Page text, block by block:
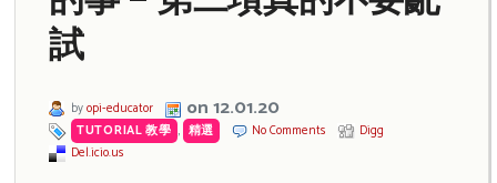
試
byopi-educator on 12.01.20
TUTORIAL 教學 , 精選 No Comments
Digg
Del.icio.us